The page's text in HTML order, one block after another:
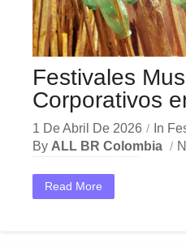
Festivales
Corporativos
1 De Abril De 2026 In
By ALL BR Colombia
Read More